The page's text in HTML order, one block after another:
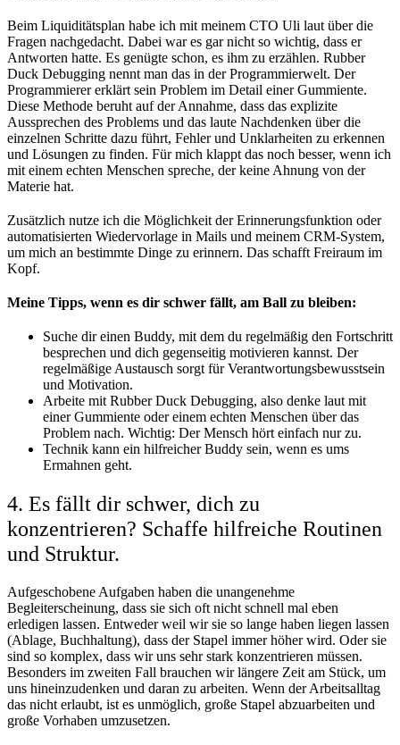
Beim Liquiditätsplan habe ich mit meinem CTO Uli laut über die
Fragen nachgedacht. Dabei war es gar nicht so wichtig, dass er
Antworten hatte. Es genügte schon, es ihm zu erzählen. Rubber
Duck Debugging nennt man das in der Programmierwelt. Der
Programmierer erklärt sein Problem im Detail einer Gummiente.
Diese Methode beruht auf der Annahme, dass das explizite
Aussprechen des Problems und das laute Nachdenken über die
einzelnen Schritte dazu führt, Fehler und Unklarheiten zu erkennen
und Lösungen zu finden. Für mich klappt das noch besser, wenn ich
mit einem echten Menschen spreche, der keine Ahnung von der
Materie hat.
Zusätzlich nutze ich die Möglichkeit der Erinnerungsfunktion oder
automatisierten Wiedervorlage in Mails und meinem CRM-System,
um mich an bestimmte Dinge zu erinnern. Das schafft Freiraum im
Kopf.
Meine Tipps, wenn es dir schwer fällt, am Ball zu bleiben:
Suche dir einen Buddy, mit dem du regelmäßig den Fortschritt
besprechen und dich gegenseitig motivieren kannst. Der
regelmäßige Austausch sorgt für Verantwortungsbewusstsein
und Motivation.
Arbeite mit Rubber Duck Debugging, also denke laut mit
einer Gummiente oder einem echten Menschen über das
Problem nach. Wichtig: Der Mensch hört einfach nur zu.
Technik kann ein hilfreicher Buddy sein, wenn es ums
Ermahnen geht.
4. Es fällt dir schwer, dich zu
konzentrieren? Schaffe hilfreiche Routinen
und Struktur.
Aufgeschobene Aufgaben haben die unangenehme
Begleiterscheinung, dass sie sich oft nicht schnell mal eben
erledigen lassen. Entweder weil wir sie so lange haben liegen lassen
(Ablage, Buchhaltung), dass der Stapel immer höher wird. Oder sie
sind so komplex, dass wir uns sehr stark konzentrieren müssen.
Besonders im zweiten Fall brauchen wir längere Zeit am Stück, um
uns hineinzudenken und daran zu arbeiten. Wenn der Arbeitsalltag
das nicht erlaubt, ist es unmöglich, große Stapel abzuarbeiten und
große Vorhaben umzusetzen.